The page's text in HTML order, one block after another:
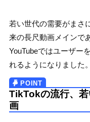
若い世代の需要がまさ
来の長尺動画メインで
YouTubeではユーザー
れるようになりました。
TikTokの流行、
画